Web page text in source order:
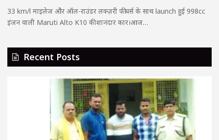
33 km/l माइलेज और ऑल-राउंडर लक्ज़री फीचर्स के साथ launch हुई 998cc
इंजन वाली Maruti Alto K10 की शानदार कार।आज…
Recent Posts